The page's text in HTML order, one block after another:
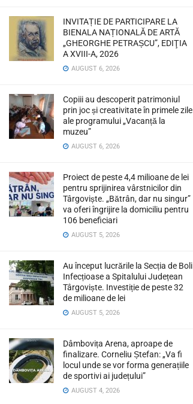
INVITAȚIE DE PARTICIPARE LA
BIENALA NAȚIONALĂ DE ARTĂ
„GHEORGHE PETRAȘCU”, EDIŢIA
A XVIII-A, 2026
AUGUST 6, 2026
Copiii au descoperit patrimoniul
prin joc și creativitate în primele zile
ale programului „Vacanță la
muzeu”
AUGUST 6, 2026
Proiect de peste 4,4 milioane de lei
pentru sprijinirea vârstnicilor din
Târgoviște. „Bătrân, dar nu singur”
va oferi îngrijire la domiciliu pentru
106 beneficiari
AUGUST 5, 2026
Au început lucrările la Secția de Boli
Infecțioase a Spitalului Județean
Târgoviște. Investiție de peste 32
de milioane de lei
AUGUST 5, 2026
Dâmbovița Arena, aproape de
finalizare. Corneliu Ștefan: „Va fi
locul unde se vor forma generațiile
de sportivi ai județului”
AUGUST 4, 2026